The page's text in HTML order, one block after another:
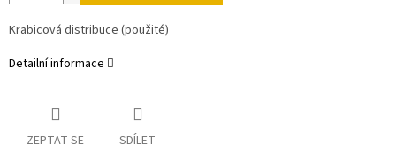
Krabicová distribuce (použité)
Detailní informace
ZEPTAT SE SDÍLET